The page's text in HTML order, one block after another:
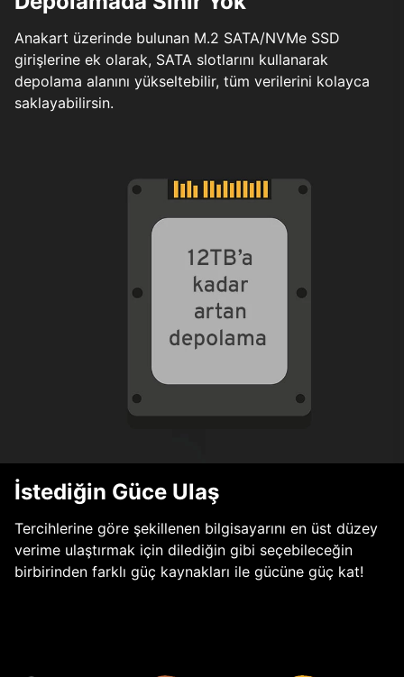
Anakart üzerinde bulunan M.2 SATA/NVMe SSD
girişlerine ek olarak, SATA slotlarını kullanarak
depolama alanını yükseltebilir, tüm verilerini kolayca
saklayabilirsin.
İstediğin Güce Ulaş
Tercihlerine göre şekillenen bilgisayarını en üst düzey
verime ulaştırmak için dilediğin gibi seçebileceğin
birbirinden farklı güç kaynakları ile gücüne güç kat!